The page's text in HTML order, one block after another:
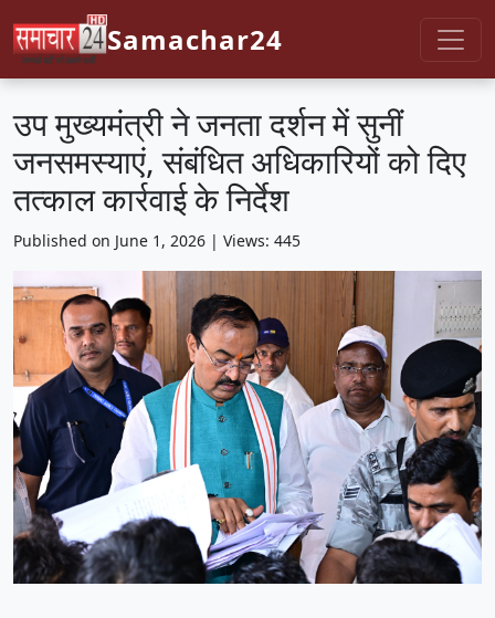
Samachar24
उप मुख्यमंत्री ने जनता दर्शन में सुनीं
जनसमस्याएं, संबंधित अधिकारियों को दिए
तत्काल कार्रवाई के निर्देश
Published on June 1, 2026 | Views: 445